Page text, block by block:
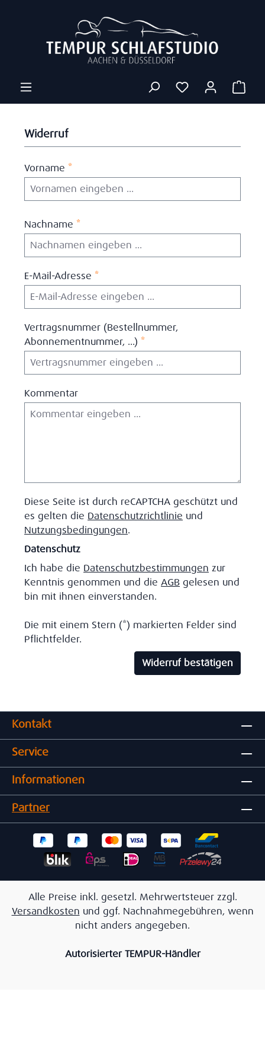
Widerruf
Vorname *
Nachname *
E-Mail-Adresse *
Vertragsnummer (Bestellnummer,
Abonnementnummer, ...) *
Kommentar
Diese Seite ist durch reCAPTCHA geschützt und
es gelten die Datenschutzrichtlinie und
Nutzungsbedingungen.
Datenschutz
Ich habe die Datenschutzbestimmungen zur
Kenntnis genommen und die AGB gelesen und
bin mit ihnen einverstanden.
Die mit einem Stern (*) markierten Felder sind
Pflichtfelder.
Widerruf bestätigen
Kontakt
Service
Informationen
Partner
Alle Preise inkl. gesetzl. Mehrwertsteuer zzgl.
Versandkosten und ggf. Nachnahmegebühren, wenn
nicht anders angegeben.
Autorisierter TEMPUR-Händler